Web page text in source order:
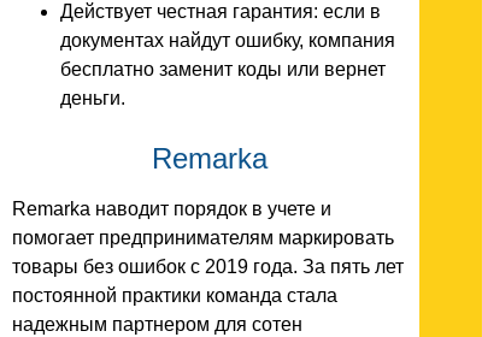
Действует честная гарантия: если в
документах найдут ошибку, компания
бесплатно заменит коды или вернет
деньги.
Remarka
Remarka наводит порядок в учете и
помогает предпринимателям маркировать
товары без ошибок с 2019 года. За пять лет
постоянной практики команда стала
надежным партнером для сотен